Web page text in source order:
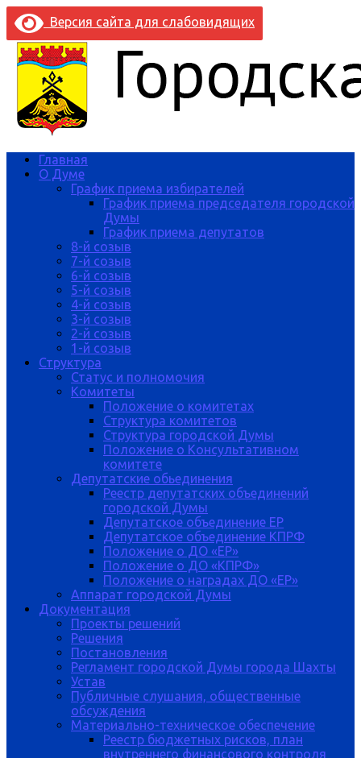
Версия сайта для слабовидящих
Главная
О Думе
График приема избирателей
График приема председателя городской
Думы
График приема депутатов
8-й созыв
7-й созыв
6-й созыв
5-й созыв
4-й созыв
3-й созыв
2-й созыв
1-й созыв
Структура
Статус и полномочия
Комитеты
Положение о комитетах
Структура комитетов
Структура городской Думы
Положение о Консультативном
комитете
Депутатские обьединения
Реестр депутатских объединений
городской Думы
Депутатское объединение ЕР
Депутатское объединение КПРФ
Положение о ДО «ЕР»
Положение о ДО «КПРФ»
Положение о наградах ДО «ЕР»
Аппарат городской Думы
Документация
Проекты решений
Решения
Постановления
Регламент городской Думы города Шахты
Устав
Публичные слушания, общественные
обсуждения
Материально-техническое обеспечение
Реестр бюджетных рисков, план
внутреннего финансового контроля